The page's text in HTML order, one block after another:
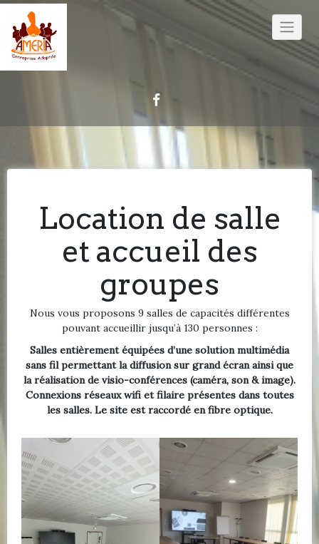
Skip
content
Location de salle
et accueil des
groupes
Nous vous proposons 9 salles de capacités différentes
pouvant accueillir jusqu’à 130 personnes :
Salles entièrement équipées d’une solution multimédia
sans fil permettant la diffusion sur grand écran ainsi que
la réalisation de visio-conférences (caméra, son & image).
Connexions réseaux wifi et filaire présentes dans toutes
les salles. Le site est raccordé en fibre optique.